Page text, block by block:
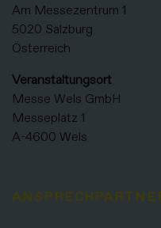
Am Messezentrum 1
5020 Salzburg
Österreich
Veranstaltungsort
Messe Wels GmbH
Messeplatz 1
A-4600 Wels